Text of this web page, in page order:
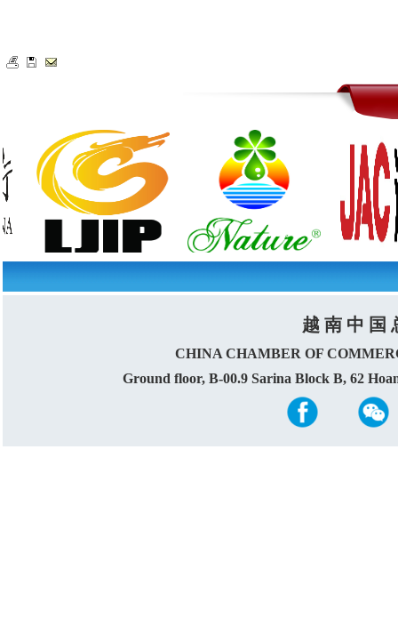
越 南 中 国
CHINA CHAMBER OF
Ground floor, B-00.9 Sarina Block B, 62